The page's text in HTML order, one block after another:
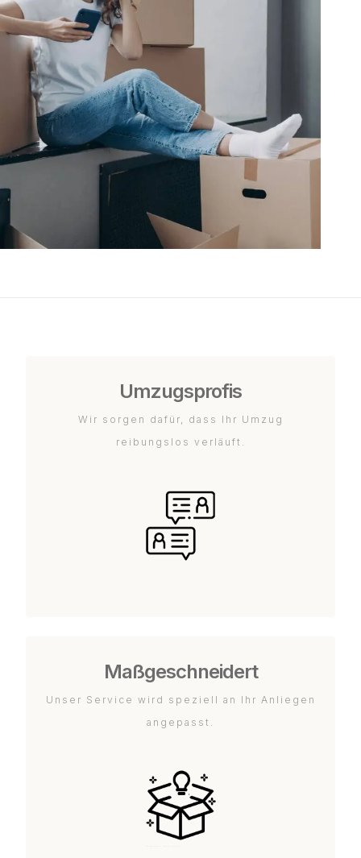
Umzugsprofis
Wir sorgen dafür, dass Ihr Umzug
reibungslos verläuft.
Maßgeschneidert
Unser Service wird speziell an Ihr Anliegen
angepasst.